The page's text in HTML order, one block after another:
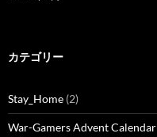
カテゴリー
Stay_Home (2)
War-Gamers Advent Calendar